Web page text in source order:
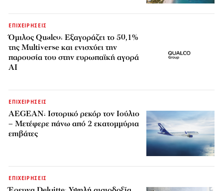
ΕΠΙΧΕΙΡΗΣΕΙΣ
Όμιλος Qualco: Εξαγοράζει το 50,1%
της Multiverse και ενισχύει την
παρουσία του στην ευρωπαϊκή αγορά
AI
ΕΠΙΧΕΙΡΗΣΕΙΣ
AEGEAN: Ιστορικό ρεκόρ τον Ιούλιο
– Μετέφερε πάνω από 2 εκατομμύρια
επιβάτες
ΕΠΙΧΕΙΡΗΣΕΙΣ